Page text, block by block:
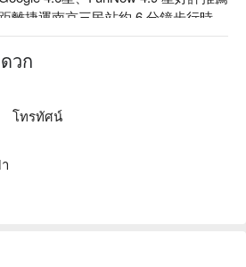
離捷運南京三民站約 6 分鐘步行時
房型都有，每種房型都具質感和獨特
以好好放鬆，並且提供露天、酒吧、
วก
โทรทัศน์